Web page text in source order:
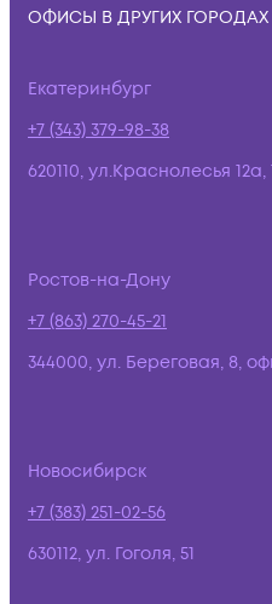
ОФИСЫ В ДРУГИХ ГОРОДАХ
Екатеринбург
+7 (343) 379-98-38
620110, ул.Краснолесья
Ростов-на-Дону
+7 (863) 270-45-21
344000, ул. Береговая, 8,
Новосибирск
+7 (383) 251-02-56
630112, ул. Гоголя, 51